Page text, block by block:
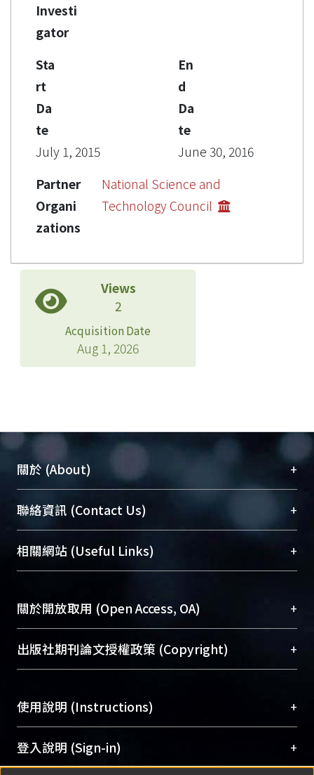
Investi
gator
Sta
rt
Da
te
July 1, 2015
En
d
Da
te
June 30, 2016
Partner
Organi
zations
National Science and
Technology Council
Views
2
Acquisition Date
Aug 1, 2026
關於 (About) +
臺大位居世界頂尖大學之列，為永久珍藏及向國際
展現本校豐碩的研究成果及學術能量，圖書館整合
機構典藏（NTUR）與學術庫（AH）不同功能平
台，成為臺大學術典藏NTU scholars。期能整合研
成果。
To permanently archive and promote researcher
profiles and scholarly works, Library integrates the
services of “NTU Repository” with “Academic
聯絡資訊 (Contact Us) +
總館學科館員(Main Library)
醫學圖書館學科館員(Medical Library)
Sciences Library)
相關網站 (Useful Links) +
關於開放取用 (Open Access, OA) +
開放取用是從使用者角度提升資訊取用性的社會運
動，應用在學術研究上是透過將研究著作公開供使
用逐年攀升。同時可加速研究發展、提升研究影響
Archive）平台。 （點選深入了解OA）
出版社期刊論文授權政策 (Copyright) +
含部分內容的版權非匯入者所有，或由第三方贊
助與合作完成，請確認該版權所有者及第三方同
意提供此授權。
Please represent that the submission is your
使用說明 (Instructions) +
網站簡介(Quickstart Guide)
使用手冊(Instruction Manual)
登入說明 (Sign-in) +